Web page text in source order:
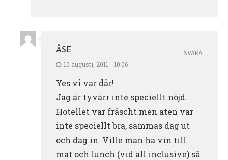
ÅSE
10 augusti, 2011 - 10:06
Yes vi var där!
Jag är tyvärr inte speciellt nöjd.
Hotellet var fräscht men aten var
inte speciellt bra, sammas dag ut
och dag in. Ville man ha vin till
mat och lunch (vid all inclusive) så
SVARA